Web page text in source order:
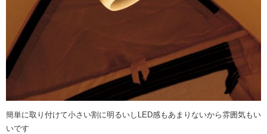
簡単に取り付けて小さい割に明るいしLED感もあまりないから雰囲気もい
いです